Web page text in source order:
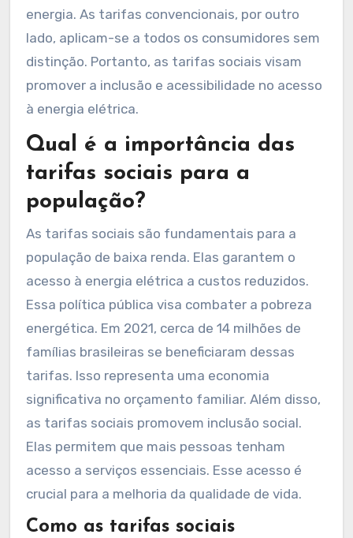
energia. As tarifas convencionais, por outro
lado, aplicam-se a todos os consumidores sem
distinção. Portanto, as tarifas sociais visam
promover a inclusão e acessibilidade no acesso
à energia elétrica.
Qual é a importância das
tarifas sociais para a
população?
As tarifas sociais são fundamentais para a
população de baixa renda. Elas garantem o
acesso à energia elétrica a custos reduzidos.
Essa política pública visa combater a pobreza
energética. Em 2021, cerca de 14 milhões de
famílias brasileiras se beneficiaram dessas
tarifas. Isso representa uma economia
significativa no orçamento familiar. Além disso,
as tarifas sociais promovem inclusão social.
Elas permitem que mais pessoas tenham
acesso a serviços essenciais. Esse acesso é
crucial para a melhoria da qualidade de vida.
Como as tarifas sociais